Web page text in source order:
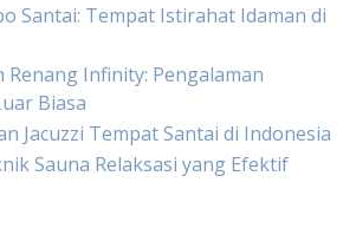
Santai: Tempat Istirahat Idaman di
Renang Infinity: Pengalaman
Biasa
Jacuzzi Tempat Santai di Indonesia
Sauna Relaksasi yang Efektif